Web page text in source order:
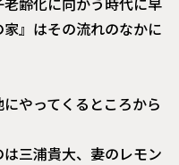
』はその流れのなかに
やってくるところから
三浦貴大、妻のレモン